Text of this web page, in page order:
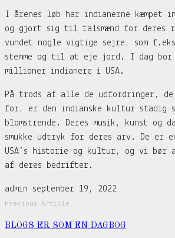
I årenes løb har indianerne kæmpet
og gjort sig til talsmænd for deres
vundet nogle vigtige sejre, som
stemme og til at eje jord. I dag bor
millioner indianere i USA.
På trods af alle de udfordringer,
for, er den indianske kultur stadig
blomstrende. Deres musik, kunst og
smukke udtryk for deres arv. De er
USA’s historie og kultur, og vi bør
af deres bedrifter.
admin september 19, 2022
Previous Article
BLOGS ER SOM EN DAGBOG